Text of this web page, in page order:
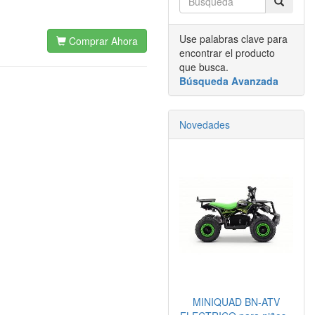
Comprar Ahora
Use palabras clave para
encontrar el producto
que busca.
Búsqueda Avanzada
Novedades
MINIQUAD BN-ATV